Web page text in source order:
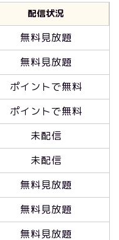
配信状況
無料見放題
無料見放題
ポイントで無料
ポイントで無料
未配信
未配信
無料見放題
無料見放題
無料見放題